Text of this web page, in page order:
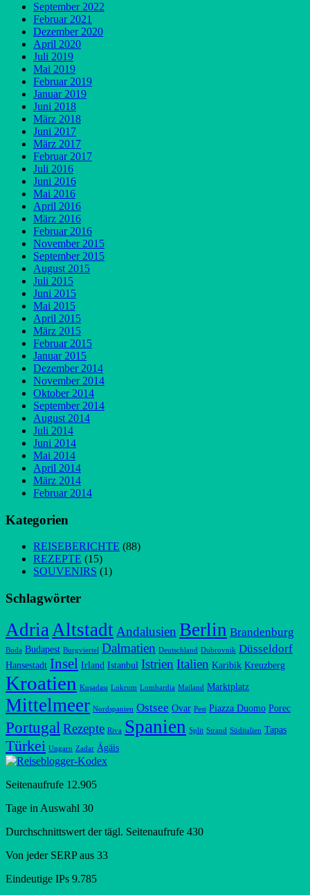
September 2022
Februar 2021
Dezember 2020
April 2020
Juli 2019
Mai 2019
Februar 2019
Januar 2019
Juni 2018
März 2018
Juni 2017
März 2017
Februar 2017
Juli 2016
Juni 2016
Mai 2016
April 2016
März 2016
Februar 2016
November 2015
September 2015
August 2015
Juli 2015
Juni 2015
Mai 2015
April 2015
März 2015
Februar 2015
Januar 2015
Dezember 2014
November 2014
Oktober 2014
September 2014
August 2014
Juli 2014
Juni 2014
Mai 2014
April 2014
März 2014
Februar 2014
Kategorien
REISEBERICHTE (88)
REZEPTE (15)
SOUVENIRS (1)
Schlagwörter
Adria Altstadt Andalusien Berlin Brandenburg
Buda Budapest Burgviertel Dalmatien Deutschland Dubrovnik Düsseldorf
Hansestadt Insel Irland Istanbul Istrien Italien Karibik Kreuzberg
Kroatien Kuşadası Lokrum Lombardia Mailand Marktplatz
Mittelmeer Nordspanien Ostsee Ovar Pest Piazza Duomo Porec
Portugal Rezepte Riva Spanien Split Strand Süditalien Tapas
Türkei Ungarn Zadar Ägäis
Seitenaufrufe 12.905
Tage in Auswahl 30
Durchschnittswert der tägl. Seitenaufrufe 430
Von jeder SERP aus 33
Eindeutige IPs 9.785